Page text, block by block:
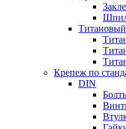
Крепеж по
DIN